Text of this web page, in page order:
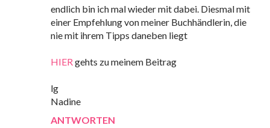
endlich bin ich mal wieder mit dabei. Diesmal mit
einer Empfehlung von meiner Buchhändlerin, die
nie mit ihrem Tipps daneben liegt
HIERgehts zu meinem Beitrag
lg
Nadine
ANTWORTEN